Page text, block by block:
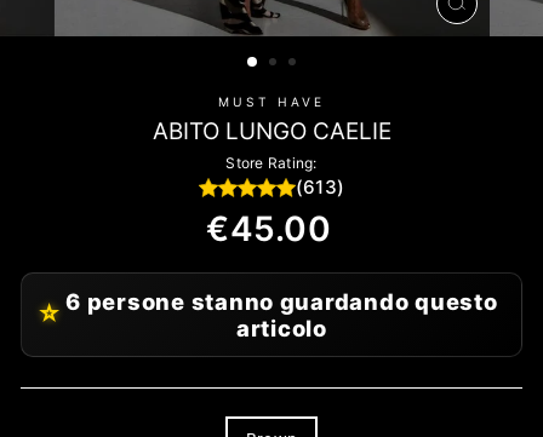
CHIUDI
(ESC)
MUST HAVE
ABITO LUNGO CAELIE
Store Rating:
(613)
Regular
price
€45.00
⭐ 6 persone stanno guardando questo
articolo